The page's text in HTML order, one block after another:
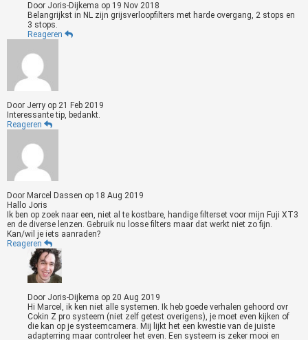
Door Joris-Dijkema op 19 Nov 2018
Belangrijkst in NL zijn grijsverloopfilters met harde overgang, 2 stops en
3 stops.
Reageren
Door Jerry op 21 Feb 2019
Interessante tip, bedankt.
Reageren
Door Marcel Dassen op 18 Aug 2019
Hallo Joris
Ik ben op zoek naar een, niet al te kostbare, handige filterset voor mijn Fuji XT3
en de diverse lenzen. Gebruik nu losse filters maar dat werkt niet zo fijn.
Kan/wil je iets aanraden?
Reageren
Door Joris-Dijkema op 20 Aug 2019
Hi Marcel, ik ken niet alle systemen. Ik heb goede verhalen gehoord ovr
Cokin Z pro systeem (niet zelf getest overigens), je moet even kijken of
die kan op je systeemcamera. Mij lijkt het een kwestie van de juiste
adapterring maar controleer het even. Een systeem is zeker mooi en